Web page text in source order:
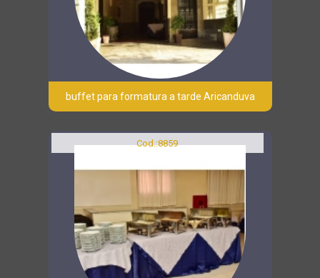
buffet para formatura a tarde Aricanduva
Cod.:8859